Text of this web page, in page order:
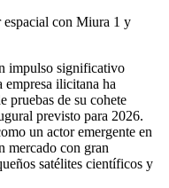
espacial con Miura 1 y
impulso significativo
ilicitana ha
pruebas de su cohete
previsto para 2026.
un actor emergente en
mercado con gran
satélites científicos y